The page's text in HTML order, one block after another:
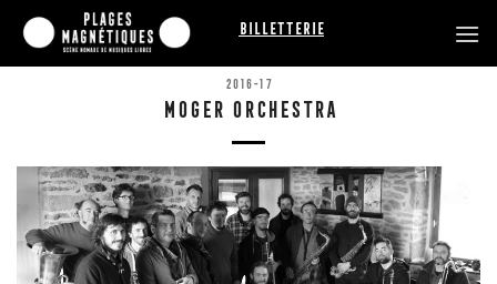
Passer
contenu
Billetterie
2016-17
MOGER ORCHESTRA